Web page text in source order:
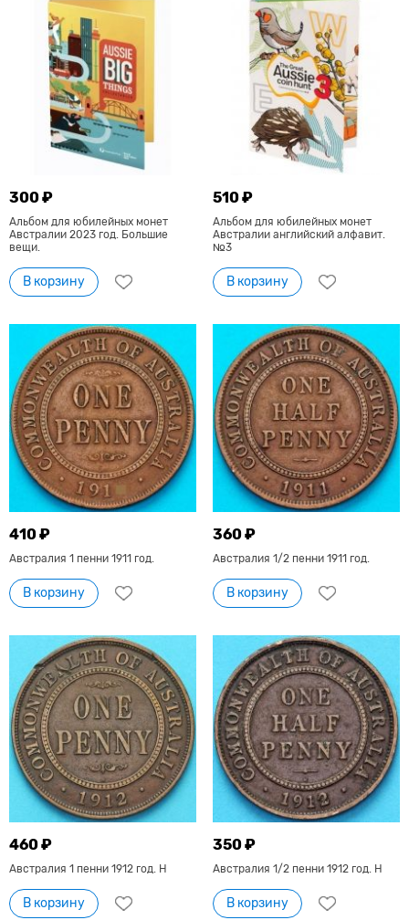
300 ₽
Альбом для юбилейных монет
Австралии 2023 год. Большие
вещи.
В корзину
510 ₽
Альбом для юбилейных монет
Австралии английский алфавит.
№3
В корзину
410 ₽
Австралия 1 пенни 1911 год.
В корзину
360 ₽
Австралия 1/2 пенни 1911 год.
В корзину
460 ₽
Австралия 1 пенни 1912 год. Н
В корзину
350 ₽
Австралия 1/2 пенни 1912 год. Н
В корзину